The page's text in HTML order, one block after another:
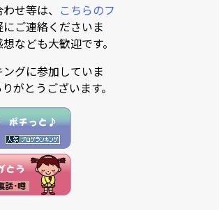
せ等は、 こちらのフ
ご連絡くださいま
なども大歓迎です。
グに参加していま
がとうございます。